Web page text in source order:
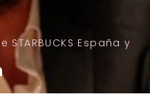
España y